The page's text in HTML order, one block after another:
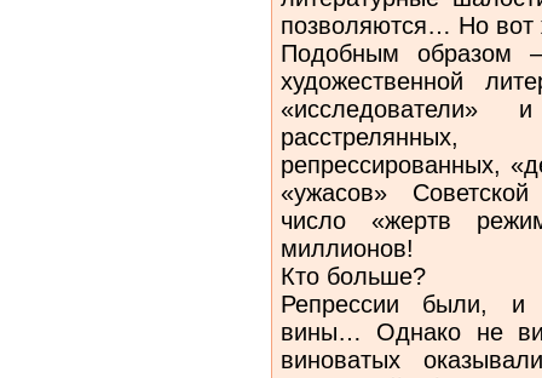
позволяются… Но
Подобным образом
художественной
«исследователи»
репрессированных,
«ужасов»
число «жертв
миллионов!
Кто больше?
Репрессии были, и
вины… Однако не
виноватых